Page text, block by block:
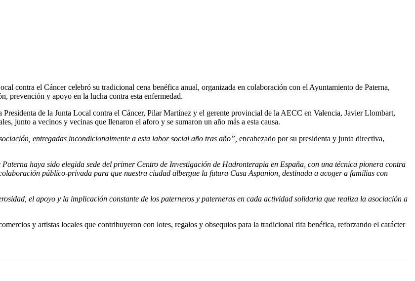
contra el Cáncer celebró su tradicional cena benéfica anual, organizada en colaboración con el Ayuntamiento de Paterna,
prevención y apoyo en la lucha contra esta enfermedad.
de la Junta Local contra el Cáncer, Pilar Martínez y el gerente provincial de la AECC en Valencia, Javier Llombart,
junto a vecinos y vecinas que llenaron el aforo y se sumaron un año más a esta causa.
entregadas incondicionalmente a esta labor social año tras año”, encabezado por su presidenta y junta directiva,
haya sido elegida sede del primer Centro de Investigación de Hadronterapia en España, con una técnica pionera contra
público-privada para que nuestra ciudad albergue la futura Casa Aspanion, destinada a acoger a familias con
el apoyo y la implicación constante de los paterneros y paterneras en cada actividad solidaria que realiza la asociación a
y artistas locales que contribuyeron con lotes, regalos y obsequios para la tradicional rifa benéfica, reforzando el carácter